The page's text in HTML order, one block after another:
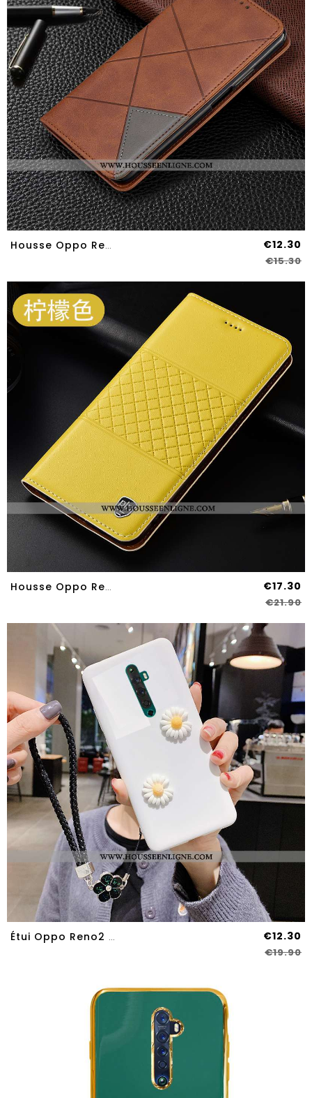
Housse Oppo Reno2 Z Protection Cuir Automatique Téléphone Portable Kaki Étui Khaki €12.30
€15.30
Housse Oppo Reno2 Z Cuir Véritable Protection Incassable Coque Étui Téléphone Portable Jaune €17.30
€21.90
Étui Oppo Reno2 Z Légère Silicone Légères Téléphone Portable Amoureux Blanc Coque Blanche €12.30
€19.90